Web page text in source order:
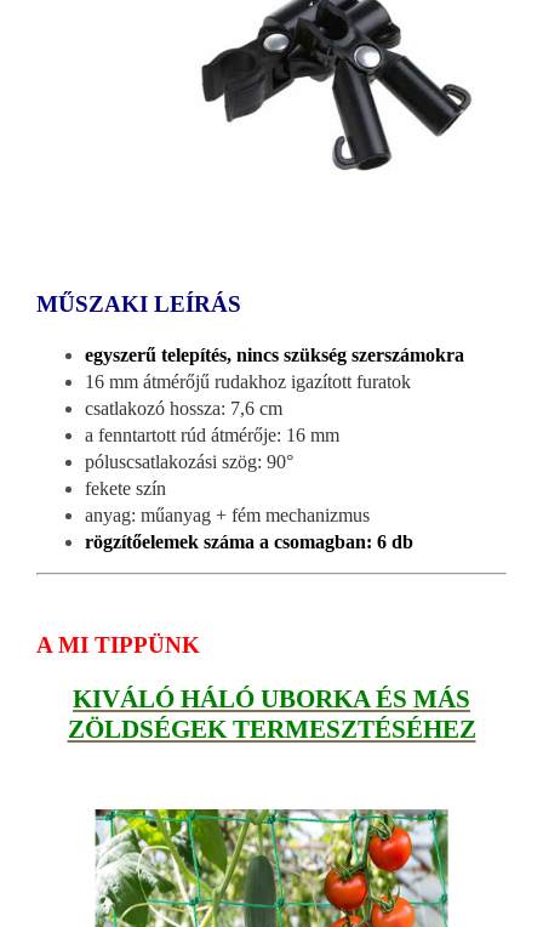
MŰSZAKI LEÍRÁS
egyszerű telepítés, nincs szükség szerszámokra
16 mm átmérőjű rudakhoz igazított furatok
csatlakozó hossza: 7,6 cm
a fenntartott rúd átmérője: 16 mm
póluscsatlakozási szög: 90°
fekete szín
anyag: műanyag + fém mechanizmus
rögzítőelemek száma a csomagban: 6 db
A MI TIPPÜNK
KIVÁLÓ HÁLÓ UBORKA ÉS MÁS
ZÖLDSÉGEK TERMESZTÉSÉHEZ